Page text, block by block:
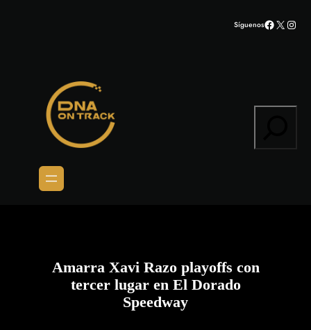
SíguenosFacebook
X
Amarra Xavi Razo playoffs con
tercer lugar en El Dorado
Speedway